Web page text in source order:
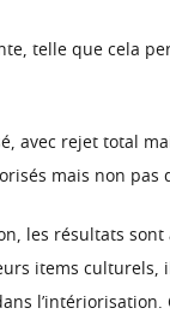
telle que cela
avec rejet total
mais non pas
les résultats
items